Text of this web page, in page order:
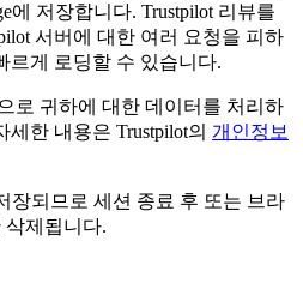
에 저장합니다. Trustpilot 리뷰를
서버에 대한 여러 요청을 피하
르게 로딩할 수 있습니다.
로 귀하에 대한 데이터를 처리하
한 내용은 Trustpilot의 개인정보
장되므로 세션 종료 후 또는 브라
삭제됩니다.